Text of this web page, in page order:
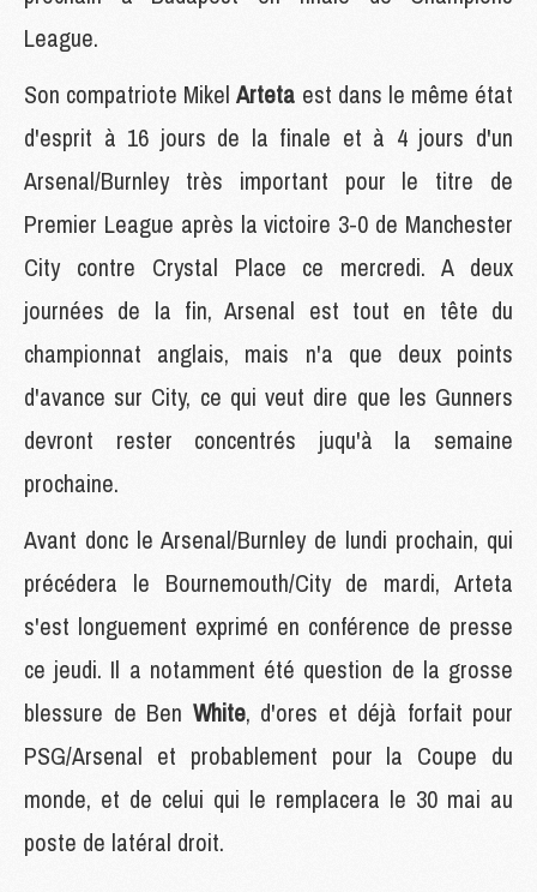
League.
Son compatriote MikelArteta est dans le même état
d'esprit à 16 jours de la finale et à 4 jours d'un
Arsenal/Burnley très important pour le titre de
Premier League après la victoire 3-0 de Manchester
City contre Crystal Place ce mercredi. A deux
journées de la fin, Arsenal est tout en tête du
championnat anglais, mais n'a que deux points
d'avance sur City, ce qui veut dire que les Gunners
devront rester concentrés juqu'à la semaine
prochaine.
Avant donc le Arsenal/Burnley de lundi prochain, qui
précédera le Bournemouth/City de mardi, Arteta
s'est longuement exprimé en conférence de presse
ce jeudi. Il a notamment été question de la grosse
blessure de Ben White, d'ores et déjà forfait pour
PSG/Arsenal et probablement pour la Coupe du
monde, et de celui qui le remplacera le 30 mai au
poste de latéral droit.